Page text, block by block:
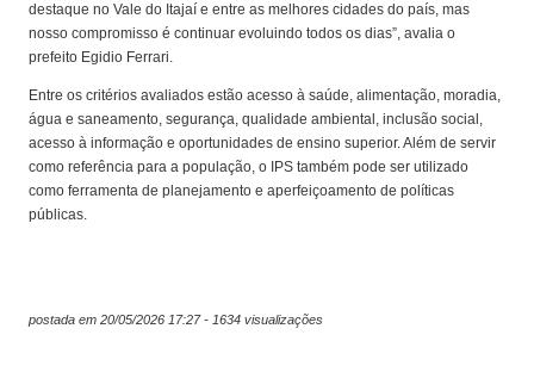
destaque no Vale do Itajaí e entre as melhores cidades do país, mas
nosso compromisso é continuar evoluindo todos os dias”, avalia o
prefeito Egidio Ferrari.
Entre os critérios avaliados estão acesso à saúde, alimentação, moradia,
água e saneamento, segurança, qualidade ambiental, inclusão social,
acesso à informação e oportunidades de ensino superior. Além de servir
como referência para a população, o IPS também pode ser utilizado
como ferramenta de planejamento e aperfeiçoamento de políticas
públicas.
postada em 20/05/2026 17:27 - 1634 visualizações